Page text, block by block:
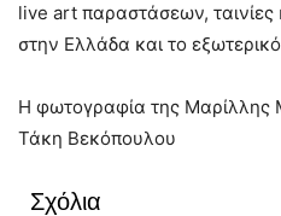
live art παραστάσεων, ταινίες
στην Ελλάδα και το εξωτερικό
Η φωτογραφία της Μαρίλλης
Τάκη Βεκόπουλου
Σχόλια